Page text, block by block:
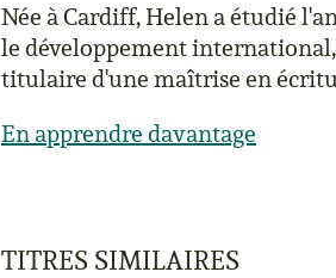
Née à Cardiff, Helen a étudié
le développement
titulaire d'une maîtrise en
En apprendre davantage
TITRES SIMILAIRES